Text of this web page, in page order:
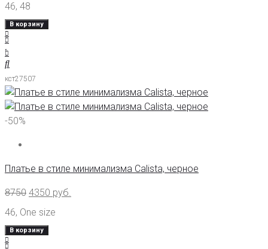
46, 48
В корзину
кст27507
-50%
Платье в стиле минимализма Calista, черное
8750 4350 руб.
46, One size
В корзину